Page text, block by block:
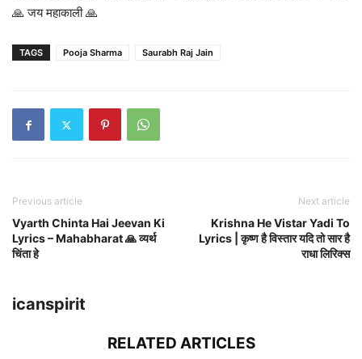
🙏 जय महाकाली 🙏
TAGS Pooja Sharma Saurabh Raj Jain
Previous article
Vyarth Chinta Hai Jeevan Ki
Lyrics – Mahabharat 🙏 व्यर्थ
चिंता हे
Next article
Krishna He Vistar Yadi To
Lyrics | कृष्ण है विस्तार यदि तो सार है
राधा लिरिक्स
icanspirit
RELATED ARTICLES